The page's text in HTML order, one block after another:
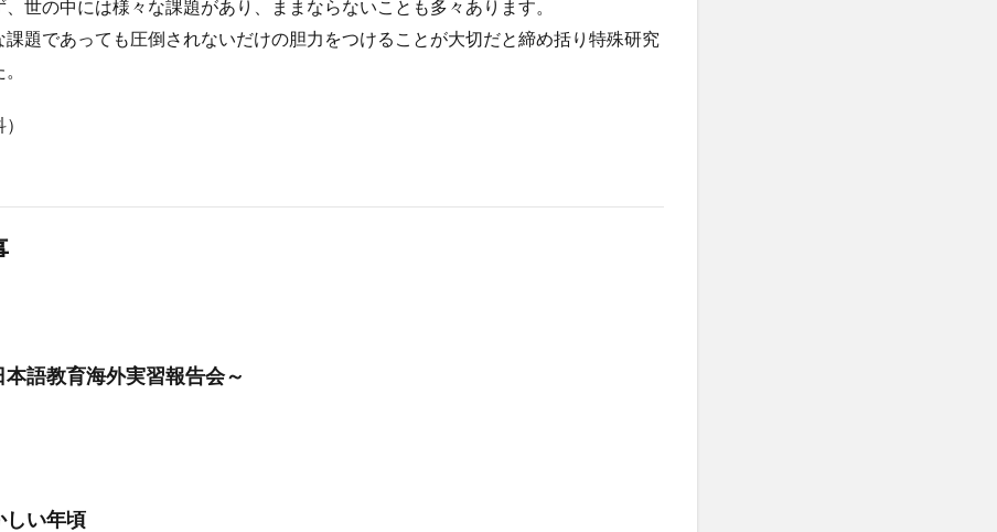
世の中には様々な課題があり、ままならないことも多々あります。
課題であっても圧倒されないだけの胆力をつけることが大切だと締め括り特殊研究
語教育海外実習報告会～
しい年頃